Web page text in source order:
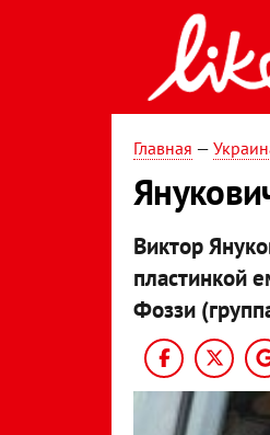
Главная —
Виктор
пластинкой
Фоззи